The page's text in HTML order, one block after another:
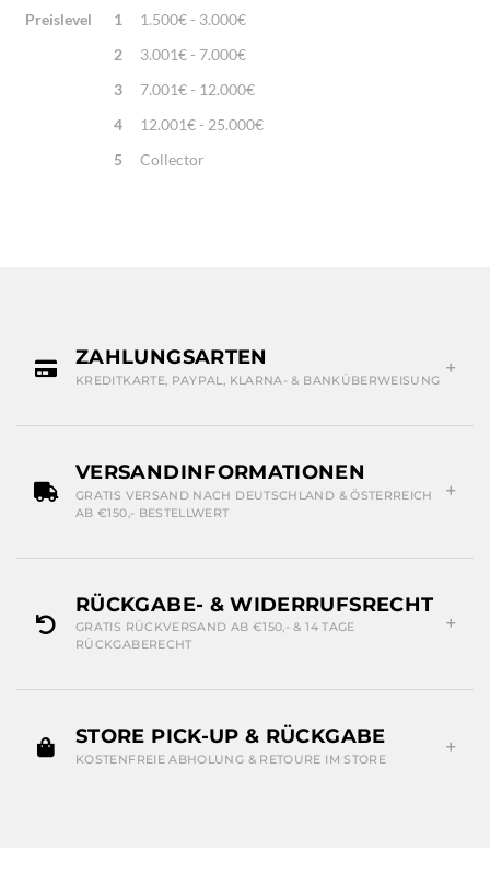
Preislevel
1
1.500€ - 3.000€
2
3.001€ - 7.000€
3
7.001€ - 12.000€
4
12.001€ - 25.000€
5
Collector
ZAHLUNGSARTEN
KREDITKARTE, PAYPAL, KLARNA- & BANKÜBERWEISUNG
VERSANDINFORMATIONEN
GRATIS VERSAND NACH DEUTSCHLAND & ÖSTERREICH
AB €150,- BESTELLWERT
RÜCKGABE- & WIDERRUFSRECHT
GRATIS RÜCKVERSAND AB €150,- & 14 TAGE
RÜCKGABERECHT
STORE PICK-UP & RÜCKGABE
KOSTENFREIE ABHOLUNG & RETOURE IM STORE